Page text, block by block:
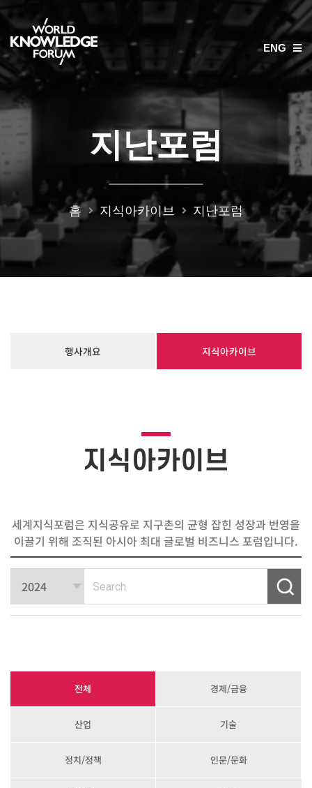
ENG
지난포럼
홈 지식아카이브 지난포럼
행사개요 지식아카이브
지식아카이브
세계지식포럼은 지식공유로 지구촌의 균형 잡힌 성장과 번영을
이끌기 위해 조직된 아시아 최대 글로벌 비즈니스 포럼입니다.
전체 경제/금융
산업 기술
정치/정책 인문/문화